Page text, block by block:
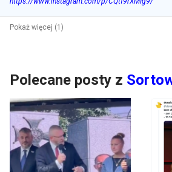
Pokaż więcej (1)
Polecane posty z